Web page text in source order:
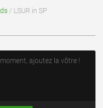
/ LSUR in SP
ajoutez la vôtre !